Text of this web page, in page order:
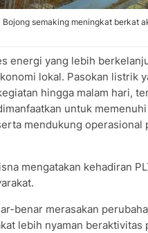
semaking meningkat berkat
energi yang lebih
lokal. Pasokan listrik
hingga malam hari,
untuk
mendukung operasional
mengatakan kehadiran
benar merasakan
lebih nyaman beraktivitas